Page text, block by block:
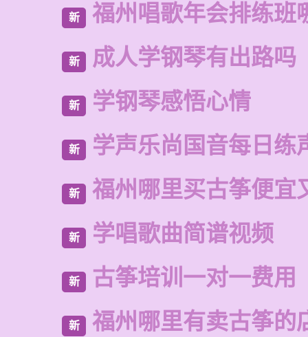
新 福州唱歌年会排练班
新 成人学钢琴有出路吗
新 学钢琴感悟心情
新 学声乐尚国音每日练
新 福州哪里买古筝便宜
新 学唱歌曲简谱视频
新 古筝培训一对一费用
新 福州哪里有卖古筝的